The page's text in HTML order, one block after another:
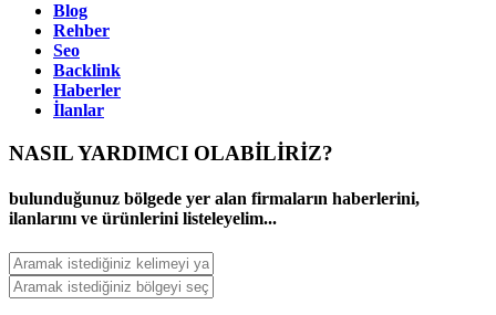
Blog
Rehber
Seo
Backlink
Haberler
İlanlar
NASIL YARDIMCI OLABİLİRİZ?
bulunduğunuz bölgede yer alan firmaların haberlerini,
ilanlarını ve ürünlerini listeleyelim...